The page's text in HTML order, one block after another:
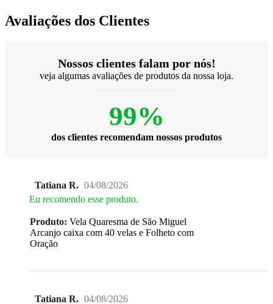
Avaliações dos Clientes
Nossos clientes falam por nós!
veja algumas avaliações de produtos da nossa loja.
99%
dos clientes recomendam nossos produtos
Tatiana R. 04/08/2026
Eu recomendo esse produto.
Produto: Vela Quaresma de São Miguel
Arcanjo caixa com 40 velas e Folheto com
Oração
Tatiana R. 04/08/2026